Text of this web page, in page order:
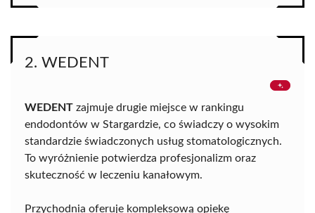
2. WEDENT
WEDENT zajmuje drugie miejsce w rankingu
endodontów w Stargardzie, co świadczy o wysokim
standardzie świadczonych usług stomatologicznych.
To wyróżnienie potwierdza profesjonalizm oraz
skuteczność w leczeniu kanałowym.
Przychodnia oferuje kompleksową opiekę